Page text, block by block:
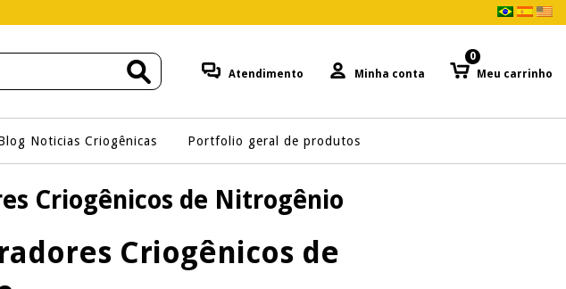
Atendimento Minha conta Meu carrinho
0
Noticias Criogênicas Portfolio geral de produtos
Criogênicos de Nitrogênio
Criogênicos de